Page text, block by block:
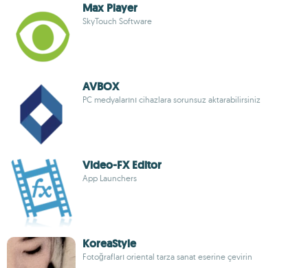
Max Player
SkyTouch Software
AVBOX
PC medyalarını cihazlara sorunsuz aktarabilirsiniz
Video-FX Editor
App Launchers
KoreaStyle
Fotoğrafları oriental tarza sanat eserine çevirin